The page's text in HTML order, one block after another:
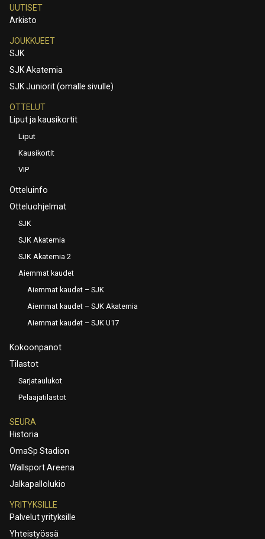
UUTISET
Arkisto
JOUKKUEET
SJK
SJK Akatemia
SJK Juniorit (omalle sivulle)
OTTELUT
Liput ja kausikortit
Liput
Kausikortit
VIP
Otteluinfo
Otteluohjelmat
SJK
SJK Akatemia
SJK Akatemia 2
Aiemmat kaudet
Aiemmat kaudet – SJK
Aiemmat kaudet – SJK Akatemia
Aiemmat kaudet – SJK U17
Kokoonpanot
Tilastot
Sarjataulukot
Pelaajatilastot
SEURA
Historia
OmaSp Stadion
Wallsport Areena
Jalkapallolukio
YRITYKSILLE
Palvelut yrityksille
Yhteistyössä